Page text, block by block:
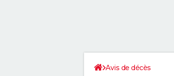
Avis de décès